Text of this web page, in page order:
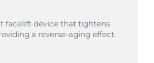
facelift device that tightens
a reverse-aging effect.
facelift device that tightens
a reverse-aging effect.
設備
cleansing devices
設備
facial hydration devices
設備
sonic toothbrushes
P1 Primer
honey primer
221
aging LED hand mask
護膚品
skincare
Red Light Serum
預計送達日期